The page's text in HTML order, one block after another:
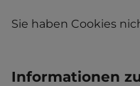
Sie haben Cookies
Informationen